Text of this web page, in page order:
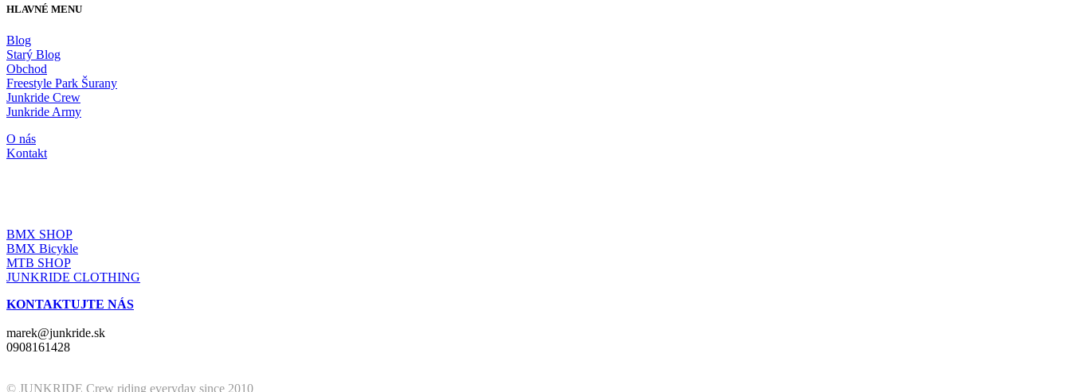
HLAVNÉ MENU
Blog
Starý Blog
Obchod
Freestyle Park Šurany
Junkride Crew
Junkride Army
O nás
Kontakt
BMX SHOP
BMX Bicykle
MTB SHOP
JUNKRIDE CLOTHING
KONTAKTUJTE NÁS
marek@junkride.sk
0908161428
© JUNKRIDE Crew riding everyday since 2010